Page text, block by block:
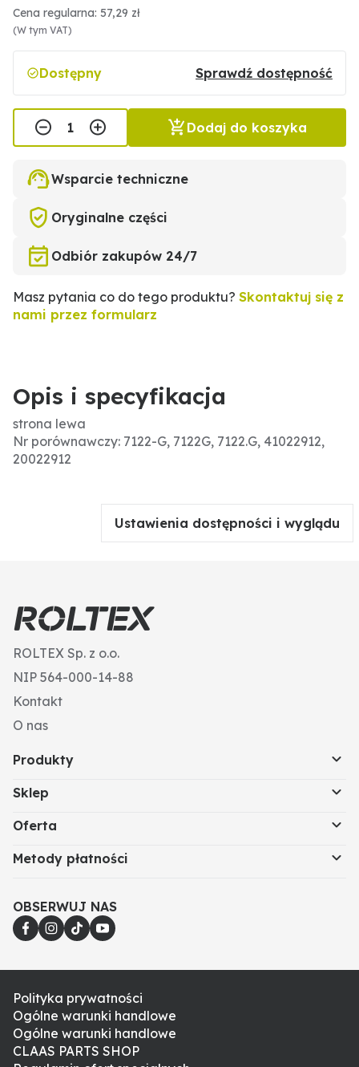
Cena regularna: 57,29 zł
(W tym VAT)
Dostępny Sprawdź dostępność
Dodaj do koszyka
Wsparcie techniczne
Oryginalne części
Odbiór zakupów 24/7
Masz pytania co do tego produktu? Skontaktuj się z
nami przez formularz
Opis i specyfikacja
strona lewa
Nr porównawczy: 7122-G, 7122G, 7122.G, 41022912,
20022912
Ustawienia dostępności i wyglądu
ROLTEX Sp. z o.o.
NIP 564-000-14-88
Kontakt
O nas
Produkty
Sklep
Oferta
Metody płatności
OBSERWUJ NAS
Polityka prywatności
Ogólne warunki handlowe
Ogólne warunki handlowe
CLAAS PARTS SHOP